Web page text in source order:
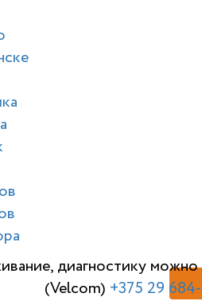
диагностику
(Velcom) +375 29